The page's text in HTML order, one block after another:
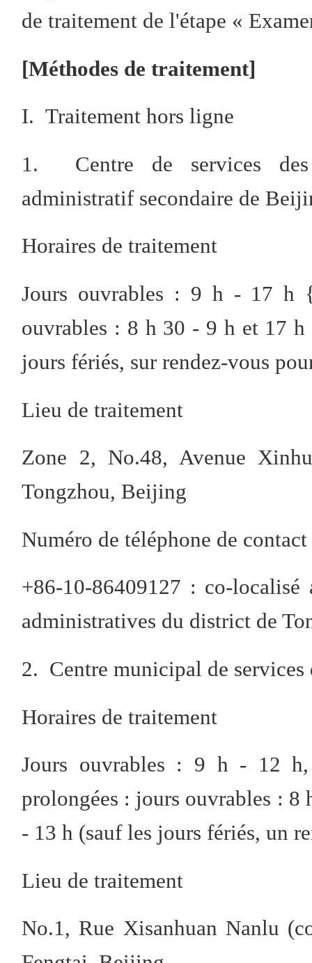
de traitement de l'étape «
[Méthodes de traitement]
I. Traitement hors ligne
1. Centre de services des
administratif secondaire de
Horaires de traitement
Jours ouvrables : 9 h - 17 h
ouvrables : 8 h 30 - 9 h et 17
jours fériés, sur rendez-vous
Lieu de traitement
Zone 2, No.48, Avenue
Tongzhou, Beijing
Numéro de téléphone de contact
+86-10-86409127 : co-localisé
administratives du district de
2. Centre municipal de
Horaires de traitement
Jours ouvrables : 9 h - 12
prolongées : jours ouvrables : 8
- 13 h (sauf les jours fériés, un
Lieu de traitement
No.1, Rue Xisanhuan Nanlu